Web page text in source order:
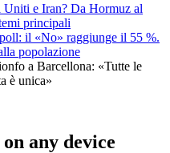
Uniti e Iran? Da Hormuz al
principali
il «No» raggiunge il 55 %.
popolazione
a Barcellona: «Tutte le
è unica»
any device